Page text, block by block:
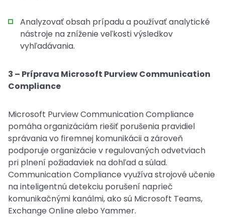
Analyzovať obsah prípadu a používať analytické
nástroje na zníženie veľkosti výsledkov
vyhľadávania.
3 – Príprava Microsoft Purview Communication
Compliance
Microsoft Purview Communication Compliance
pomáha organizáciám riešiť porušenia pravidiel
správania vo firemnej komunikácii a zároveň
podporuje organizácie v regulovaných odvetviach
pri plnení požiadaviek na dohľad a súlad.
Communication Compliance využíva strojové učenie
na inteligentnú detekciu porušení naprieč
komunikačnými kanálmi, ako sú Microsoft Teams,
Exchange Online alebo Yammer.